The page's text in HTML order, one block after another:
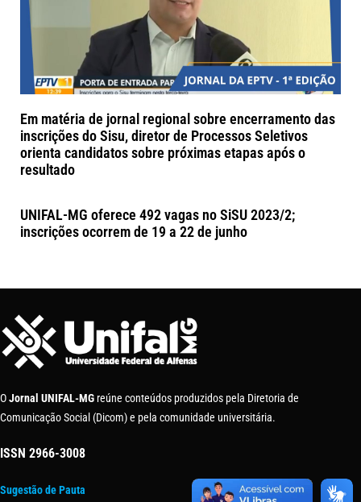
Em matéria de jornal regional sobre encerramento das
inscrições do Sisu, diretor de Processos Seletivos
orienta candidatos sobre próximas etapas após o
resultado
UNIFAL-MG oferece 492 vagas no SiSU 2023/2;
inscrições ocorrem de 19 a 22 de junho
OJornal UNIFAL-MG reúne conteúdos produzidos pela Diretoria de
Comunicação Social (Dicom) e pela comunidade universitária.
ISSN 2966-3008
Sugestão de Pauta